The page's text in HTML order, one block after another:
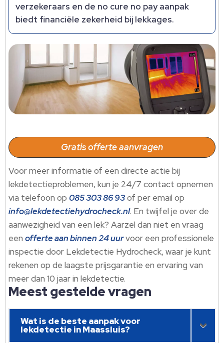
verzekeraars en de no cure no pay aanpak
biedt financiële zekerheid bij lekkages.
Gratis offerte aanvragen
Voor meer informatie of een directe actie bij
lekdetectieproblemen, kun je 24/7 contact opnemen
via telefoon op085 303 86 93of per email op
info@lekdetectiehydrocheck.nl. En twijfel je over de
aanwezigheid van een lek? Aarzel dan niet en vraag
eenofferte aan binnen 24 uurvoor een professionele
inspectie door Lekdetectie Hydrocheck, waar je kunt
rekenen op de laagste prijsgarantie en ervaring van
meer dan 10 jaar in lekdetectie.
Meest gestelde vragen
Wat is de beste aanpak voor
lekdetectie in Maassluis?